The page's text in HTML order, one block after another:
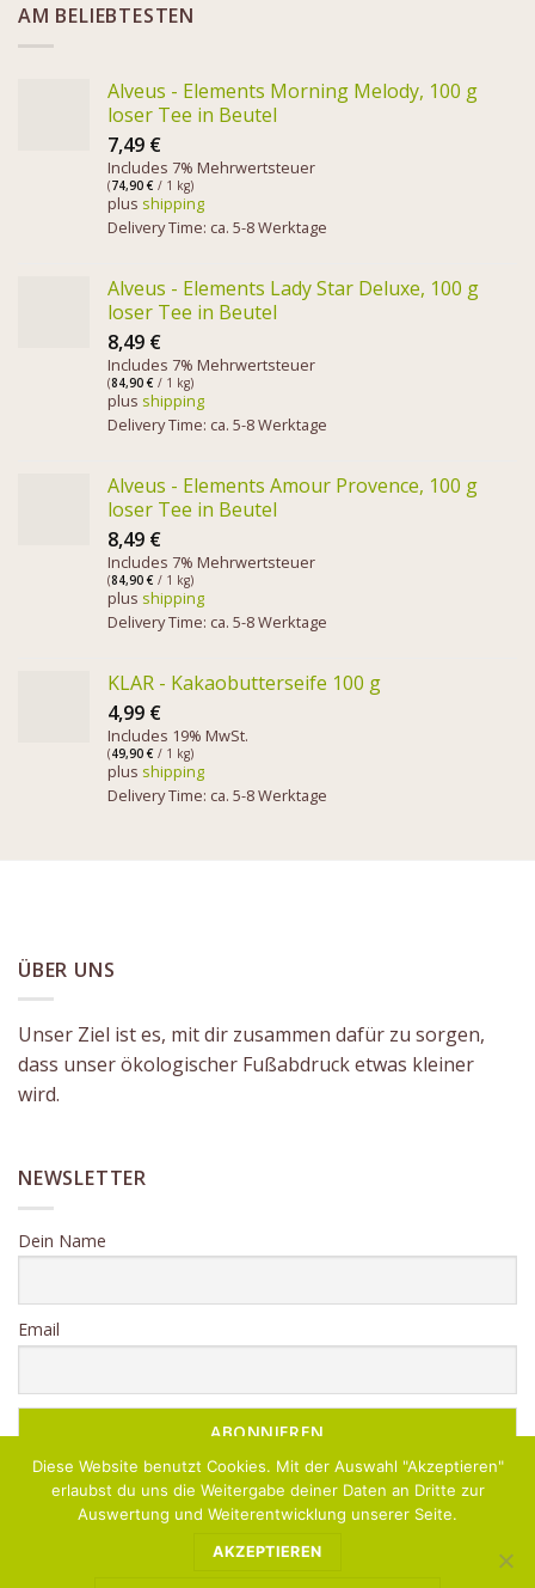
AM BELIEBTESTEN
Alveus - Elements Morning Melody, 100 g
loser Tee in Beutel
7,49 €
Includes 7% Mehrwertsteuer
(74,90 € / 1 kg)
plus shipping
Delivery Time: ca. 5-8 Werktage
Alveus - Elements Lady Star Deluxe, 100 g
loser Tee in Beutel
8,49 €
Includes 7% Mehrwertsteuer
(84,90 € / 1 kg)
plus shipping
Delivery Time: ca. 5-8 Werktage
Alveus - Elements Amour Provence, 100 g
loser Tee in Beutel
8,49 €
Includes 7% Mehrwertsteuer
(84,90 € / 1 kg)
plus shipping
Delivery Time: ca. 5-8 Werktage
KLAR - Kakaobutterseife 100 g
4,99 €
Includes 19% MwSt.
(49,90 € / 1 kg)
plus shipping
Delivery Time: ca. 5-8 Werktage
ÜBER UNS
Unser Ziel ist es, mit dir zusammen dafür zu sorgen,
dass unser ökologischer Fußabdruck etwas kleiner
wird.
NEWSLETTER
Dein Name
Email
Diese Website benutzt Cookies. Mit der Auswahl "Akzeptieren"
erlaubst du uns die Weitergabe deiner Daten an Dritte zur
Auswertung und Weiterentwicklung unserer Seite.
AKZEPTIEREN